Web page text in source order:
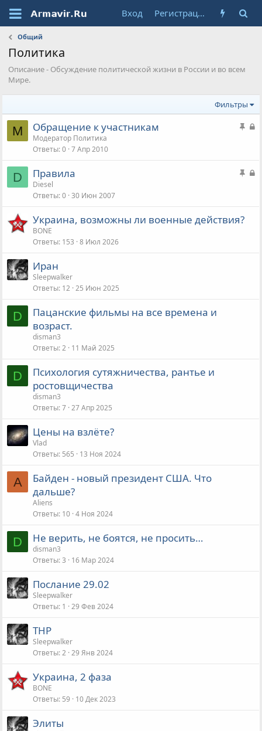
Вход Регистрация
Общий
Политика
Описание - Обсуждение политической жизни в России и во всем
Мире.
Фильтры
М
З
е
З
ы
Обращение к участникам
Модератор Политика
Ответы 0 7 Апр 2010
D
З
е
З
Правила
Diesel
Ответы 0 30 Июн 2007
Украина, возможны ли военные действия?
BONE
Ответы 153 8 Июл 2026
Иран
Sleepwalker
Ответы 12 25 Июн 2025
D
Пацанские фильмы на все времена и
возраст.
disman3
Ответы 2 11 Май 2025
D
Психология сутяжничества, рантье и
ростовщичества
disman3
Ответы 7 27 Апр 2025
Цены на взлёте?
Vlad
Ответы 565 13 Ноя 2024
A
Байден - новый президент США. Что
дальше?
Aliens
Ответы 10 4 Ноя 2024
D Не верить, не боятся, не просить…
disman3
Ответы 3 16 Мар 2024
Послание 29.02
Sleepwalker
Ответы 1 29 Фев 2024
ТНР
Sleepwalker
Ответы 2 29 Янв 2024
Украина, 2 фаза
BONE
Ответы 59 10 Дек 2023
Элиты